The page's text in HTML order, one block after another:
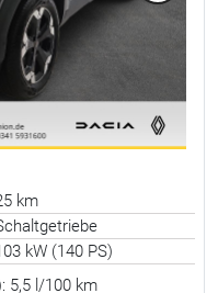
km
kW (140 PS)
5,5 l/100 km